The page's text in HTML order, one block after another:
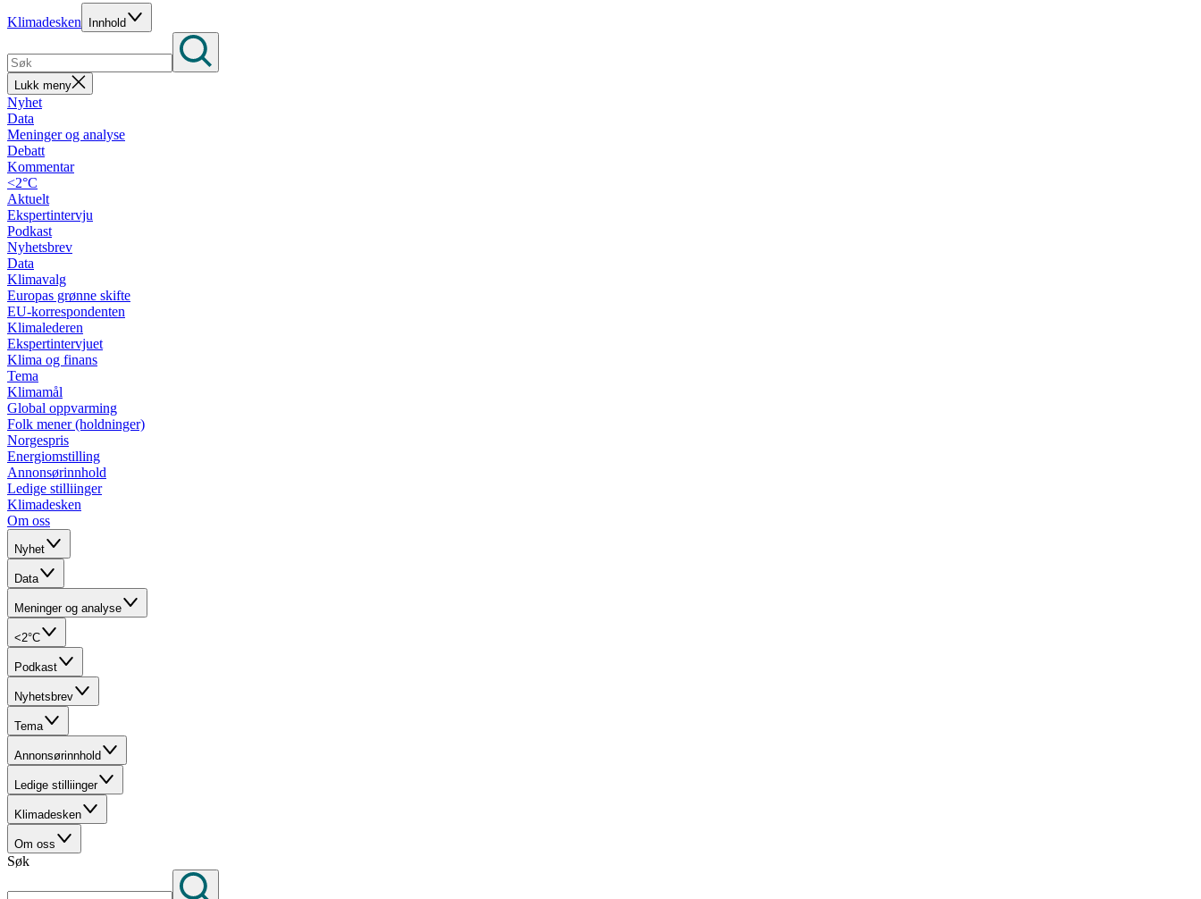
Klimadesken Innhold
Lukk meny
Nyhet
Data
Meninger og analyse
Debatt
Kommentar
<2°C
Aktuelt
Ekspertintervju
Podkast
Nyhetsbrev
Data
Klimavalg
Europas grønne skifte
EU-korrespondenten
Klimalederen
Ekspertintervjuet
Klima og finans
Tema
Klimamål
Global oppvarming
Folk mener (holdninger)
Norgespris
Energiomstilling
Annonsørinnhold
Ledige stilliinger
Klimadesken
Om oss
Nyhet
Data
Meninger og analyse
<2°C
Podkast
Nyhetsbrev
Tema
Annonsørinnhold
Ledige stilliinger
Klimadesken
Om oss
Søk